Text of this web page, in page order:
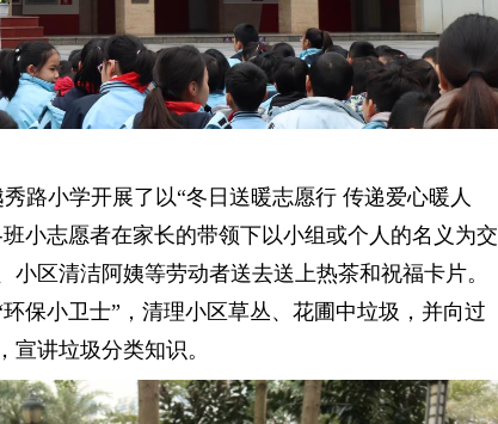
路小学开展了以“冬日送暖志愿行 传递爱心暖人
小志愿者在家长的带领下以小组或个人的名义为交
区清洁阿姨等劳动者送去送上热茶和祝福卡片。
保小卫士”，清理小区草丛、花圃中垃圾，并向过
，宣讲垃圾分类知识。